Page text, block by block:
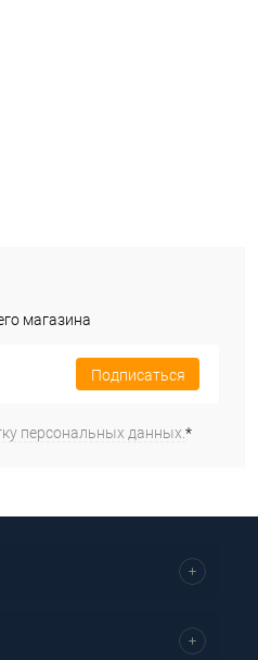
магазина
Подписаться
персональных данных.*